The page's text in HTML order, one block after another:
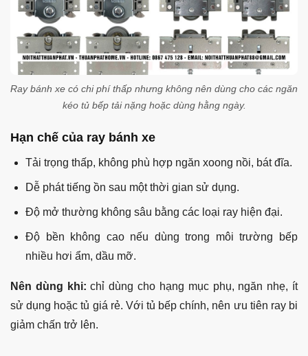
Ray bánh xe có chi phí thấp nhưng không nên dùng cho các ngăn
kéo tủ bếp tải nặng hoặc dùng hằng ngày.
Hạn chế của ray bánh xe
Tải trọng thấp, không phù hợp ngăn xoong nồi, bát đĩa.
Dễ phát tiếng ồn sau một thời gian sử dụng.
Độ mở thường không sâu bằng các loại ray hiện đại.
Độ bền không cao nếu dùng trong môi trường bếp
nhiều hơi ẩm, dầu mỡ.
Nên dùng khi: chỉ dùng cho hạng mục phụ, ngăn nhẹ, ít
sử dụng hoặc tủ giá rẻ. Với tủ bếp chính, nên ưu tiên ray bi
giảm chấn trở lên.